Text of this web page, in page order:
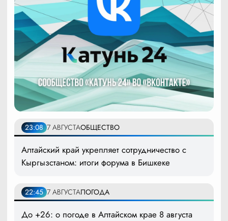
23:08 7 АВГУСТАОБЩЕСТВО
Алтайский край укрепляет сотрудничество с
Кыргызстаном: итоги форума в Бишкеке
22:45 7 АВГУСТАПОГОДА
До +26: о погоде в Алтайском крае 8 августа